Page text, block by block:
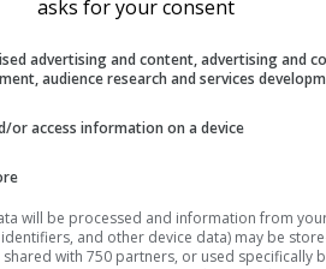
Temperatură (max.)
Viteza vântului
Rafală de vânt
UV Index
Umiditate relativă
asks for your consent
advertising and content, advertising and
audience research and services
or access information on a device
will be processed and information from
and other device data) may be
shared with 750 partners, or used specifically